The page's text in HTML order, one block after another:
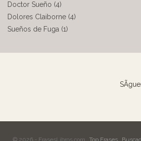
Doctor Sueño (4)
Dolores Claiborne (4)
Sueños de Fuga (1)
© 2026 - FrasesLibros.com Top Frases